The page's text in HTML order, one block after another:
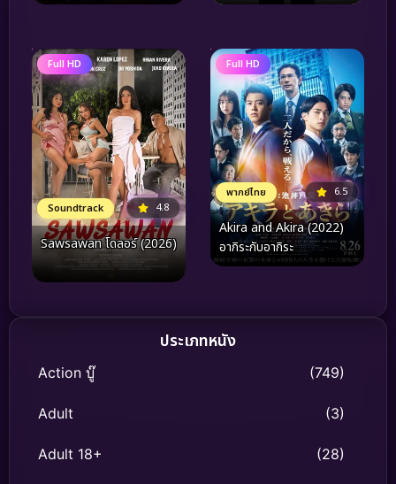
เลว เหี้ยม
Full HD
Soundtrack 4.8
Sawsawan โดลอร์ (2026)
Full HD
พากย์ไทย 6.5
Akira and Akira (2022)
อากิระกับอากิระ
ประเภทหนัง
Action บู๊ (749)
Adult (3)
Adult 18+ (28)